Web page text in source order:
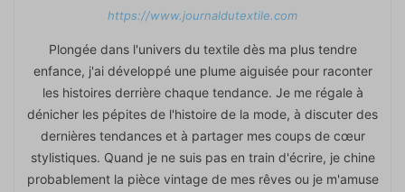
https://www.journaldutextile.com
Plongée dans l'univers du textile dès ma plus tendre
enfance, j'ai développé une plume aiguisée pour raconter
les histoires derrière chaque tendance. Je me régale à
dénicher les pépites de l'histoire de la mode, à discuter des
dernières tendances et à partager mes coups de cœur
stylistiques. Quand je ne suis pas en train d'écrire, je chine
probablement la pièce vintage de mes rêves ou je m'amuse